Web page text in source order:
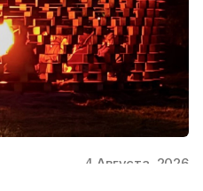
4 Августа, 2026